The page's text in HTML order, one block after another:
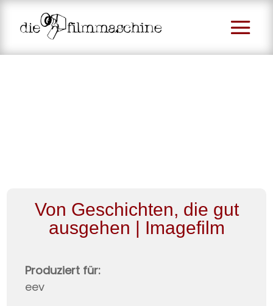
Von Geschichten, die gut
ausgehen | Imagefilm
Produziert für:
eev